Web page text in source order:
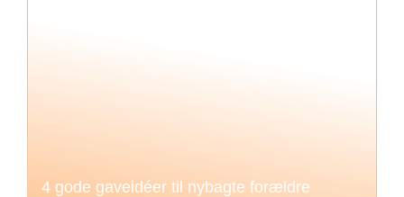
4 gode gaveidéer til nybagte forældre